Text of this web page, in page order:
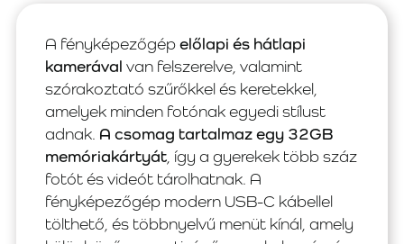
A fényképezőgépelőlapi és hátlapi
kamerával van felszerelve, valamint
szórakoztató szűrőkkel és keretekkel,
amelyek minden fotónak egyedi stílust
adnak. A csomag tartalmaz egy 32GB
memóriakártyát , így a gyerekek több száz
fotót és videót tárolhatnak. A
fényképezőgép modern USB-C kábellel
tölthető, és többnyelvű menüt kínál, amely